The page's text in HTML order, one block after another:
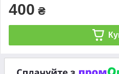
400 ₴